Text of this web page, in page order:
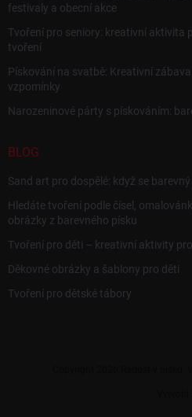
festivaly a obecní akce
Tvoření pro seniory: kreativní aktivita
tvoření
Pískování na svatbě: Kreativní
vzpomínky
Narozeninové párty s pískováním:
BLOG
Sand art pro dospělé: když se
Hledáte tvoření podle čísel,
obrázky z barevného písku
Tvoření pro děti – kreativní aktivity
Děkovné obrázky a šablony pro děti
Tvoření pro dětské tábory